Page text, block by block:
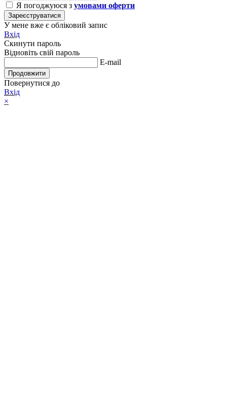
Я погоджуюся з умовами оферти
Зареєструватися
У мене вже є обліковий запис
Вхід
Скинути пароль
Відновіть свій пароль
E-mail
Продовжити
Повернутися до
Вхід
×